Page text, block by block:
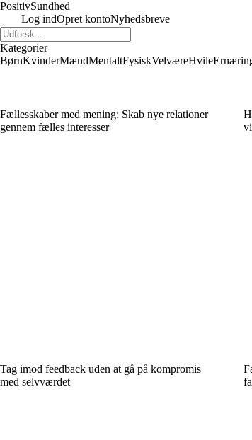
PositivSundhed
Log indOpret kontoNyhedsbreve
Kategorier
BørnKvinderMændMentaltFysiskVelværeHvile
Fællesskaber med mening: Skab nye relationer
gennem fælles interesser
Tag imod feedback uden at gå på kompromis
med selvværdet